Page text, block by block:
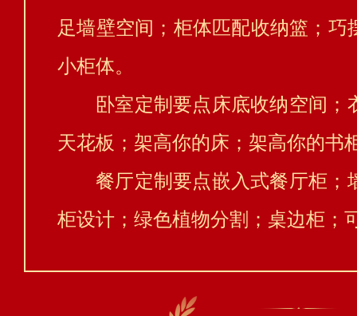
足墙壁空间；柜体匹配收纳篮；巧
小柜体。
卧室定制要点床底收纳空间；
天花板；架高你的床；架高你的书
餐厅定制要点嵌入式餐厅柜；
柜设计；绿色植物分割；桌边柜；